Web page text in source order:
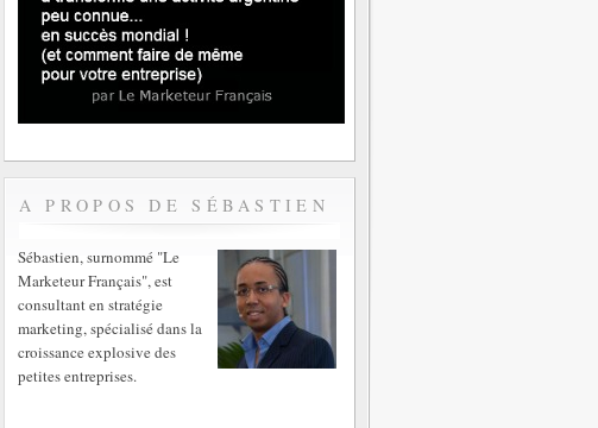
A PROPOS DE SÉBASTIEN
Sébastien, surnommé "Le
Marketeur Français", est
consultant en stratégie
marketing, spécialisé dans la
croissance explosive des
petites entreprises.